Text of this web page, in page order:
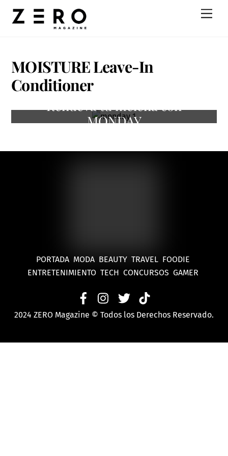
MOISTURE Leave-In
Conditioner
MONDAY
PORTADA MODA BEAUTY TRAVEL FOODIE
ENTRETENIMIENTO TECH CONCURSOS GAMER
2024 ZERO Magazine © Todos los Derechos Reservado.